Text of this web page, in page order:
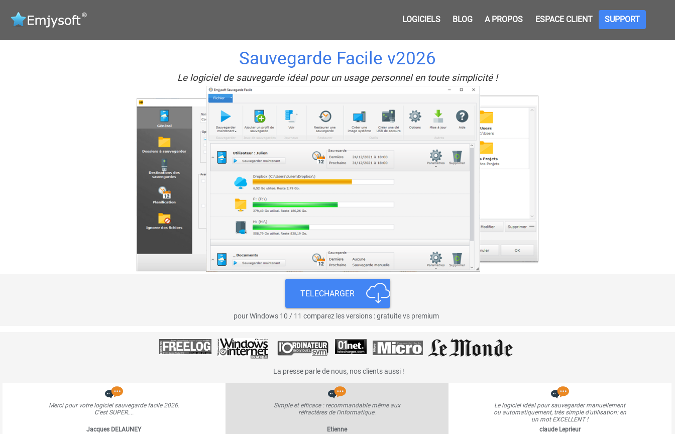
LOGICIELS BLOG A PROPOS ESPACE CLIENT SUPPORT
Sauvegarde Facile v2026
Le logiciel de sauvegarde idéal pour un usage personnel en toute simplicité !
TELECHARGER
pour Windows 10 / 11 comparez les versions : gratuite vs premium
La presse parle de nous, nos clients aussi !
Merci pour votre logiciel sauvegarde facile 2026.
C'est SUPER....
Jacques DELAUNEY
Simple et efficace : recommandable même aux
réfractères de l'informatique.
Etienne
Le logiciel idéal pour sauvegarder manuellement
ou automatiquement, très simple d'utilisation: en
un mot EXCELLENT !
claude Leprieur